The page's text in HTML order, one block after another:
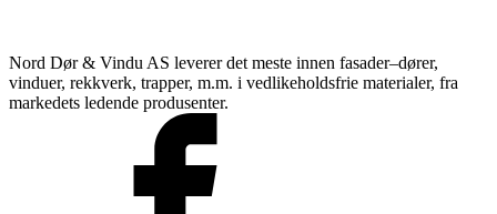
Nord Dør & Vindu AS leverer det meste innen fasader–dører,
vinduer, rekkverk, trapper, m.m. i vedlikeholdsfrie materialer, fra
markedets ledende produsenter.